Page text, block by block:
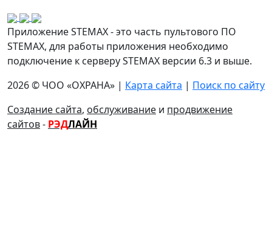
Приложение STEMAX - это часть пультового ПО
STEMAX, для работы приложения необходимо
подключение к серверу STEMAX версии 6.3 и выше.
2026 © ЧОО «ОХРАНА» | Карта сайта | Поиск по сайту
Создание сайта, обслуживание и продвижение
сайтов- РЭДЛАЙН